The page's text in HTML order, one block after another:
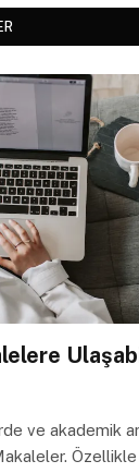
ve akademik